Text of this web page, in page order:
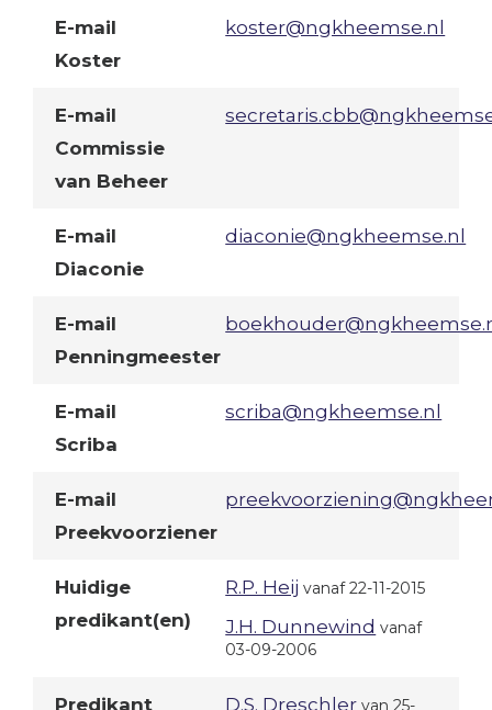
E-mail
Koster
koster@ngkheemse.nl
E-mail
Commissie
van Beheer
E-mail
Diaconie
diaconie@ngkheemse.nl
E-mail
Penningmeester
E-mail
Scriba
scriba@ngkheemse.nl
E-mail
Preekvoorziener
Huidige
predikant(en)
R.P. Heij vanaf 22-11-2015
J.H. Dunnewind vanaf
03-09-2006
Predikant D.S. Dreschler van 25-